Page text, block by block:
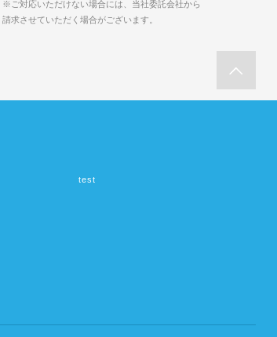
※ご対応いただけない場合には、当社委託会社から
請求させていただく場合がございます。
test